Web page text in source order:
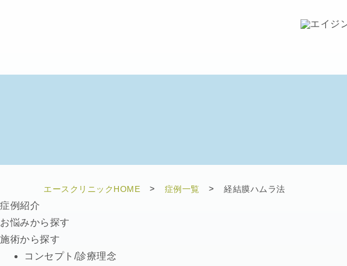
エースクリニックHOME 症例一覧 経結膜ハムラ法
症例紹介
お悩みから探す
施術から探す
コンセプト/診療理念